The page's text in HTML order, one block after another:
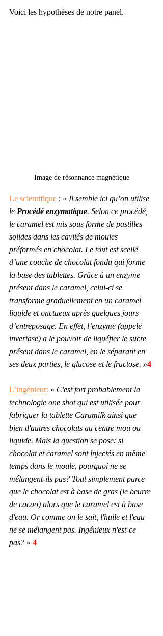
Voici les hypothèses de notre panel.
Image de résonnance magnétique
Le scientifique : « Il semble ici qu’on utilise
le Procédé enzymatique. Selon ce procédé,
le caramel est mis sous forme de pastilles
solides dans les cavités de moules
préformés en chocolat. Le tout est scellé
d’une couche de chocolat fondu qui forme
la base des tablettes. Grâce à un enzyme
présent dans le caramel, celui-ci se
transforme graduellement en un caramel
liquide et onctueux après quelques jours
d’entreposage. En effet, l’enzyme (appelé
invertase) a le pouvoir de liquéfier le sucre
présent dans le caramel, en le séparant en
ses deux parties, le glucose et le fructose. »4
L’ingénieur: « C'est fort probablement la
technologie one shot qui est utilisée pour
fabriquer la tablette Caramilk ainsi que
bien d'autres chocolats au centre mou ou
liquide. Mais la question se pose: si
chocolat et caramel sont injectés en même
temps dans le moule, pourquoi ne se
mélangent-ils pas? Tout simplement parce
que le chocolat est à base de gras (le beurre
de cacao) alors que le caramel est à base
d'eau. Or comme on le sait, l'huile et l'eau
ne se mélangent pas. Ingénieux n'est-ce
pas? » 4